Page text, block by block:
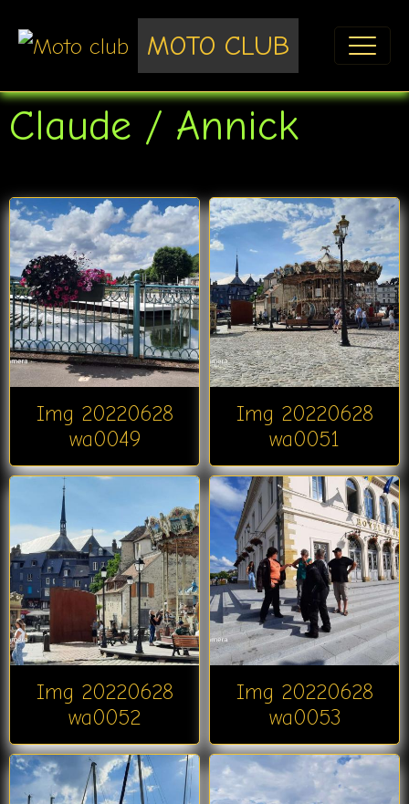
MOTO CLUB
Claude / Annick
Img 20220628
wa0049
Img 20220628
wa0051
Img 20220628
wa0052
Img 20220628
wa0053